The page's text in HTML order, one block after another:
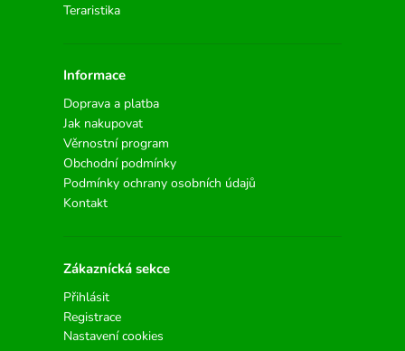
Teraristika
Informace
Doprava a platba
Jak nakupovat
Věrnostní program
Obchodní podmínky
Podmínky ochrany osobních údajů
Kontakt
Zákaznícká sekce
Přihlásit
Registrace
Nastavení cookies